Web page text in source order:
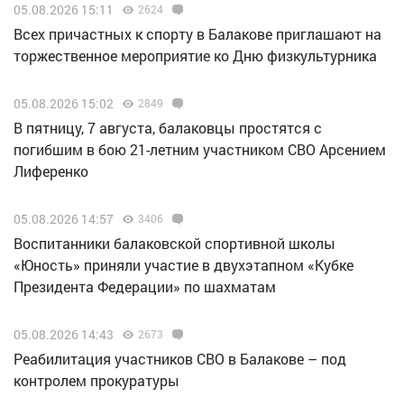
05.08.2026 15:11 2624
Всех причастных к спорту в Балакове приглашают на
торжественное мероприятие ко Дню физкультурника
05.08.2026 15:02 2849
В пятницу, 7 августа, балаковцы простятся с
погибшим в бою 21-летним участником СВО Арсением
Лиференко
05.08.2026 14:57 3406
Воспитанники балаковской спортивной школы
«Юность» приняли участие в двухэтапном «Кубке
Президента Федерации» по шахматам
05.08.2026 14:43 2673
Реабилитация участников СВО в Балакове – под
контролем прокуратуры